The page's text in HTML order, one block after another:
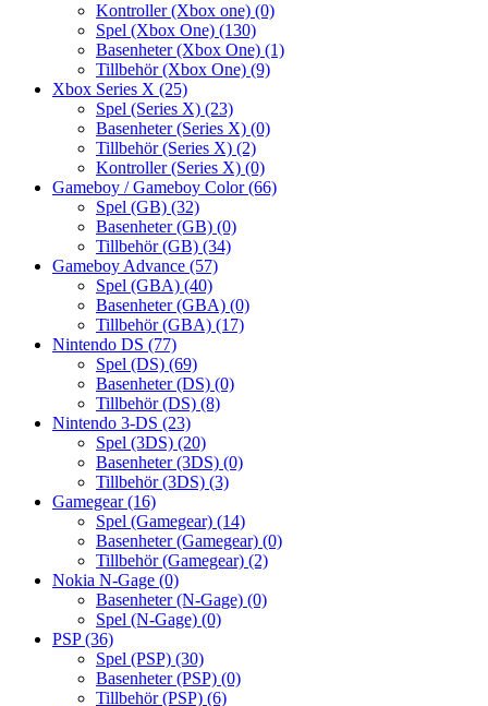
Kontroller (Xbox one) (0)
Spel (Xbox One) (130)
Basenheter (Xbox One) (1)
Tillbehör (Xbox One) (9)
Xbox Series X (25)
Spel (Series X) (23)
Basenheter (Series X) (0)
Tillbehör (Series X) (2)
Kontroller (Series X) (0)
Gameboy / Gameboy Color(66)
Spel (GB) (32)
Basenheter (GB) (0)
Tillbehör (GB) (34)
Gameboy Advance (57)
Spel (GBA) (40)
Basenheter (GBA) (0)
Tillbehör (GBA) (17)
Nintendo DS (77)
Spel (DS) (69)
Basenheter (DS) (0)
Tillbehör (DS) (8)
Nintendo 3-DS (23)
Spel (3DS) (20)
Basenheter (3DS) (0)
Tillbehör (3DS) (3)
Gamegear(16)
Spel (Gamegear) (14)
Basenheter (Gamegear) (0)
Tillbehör (Gamegear) (2)
Nokia N-Gage (0)
Basenheter (N-Gage) (0)
Spel (N-Gage) (0)
PSP(36)
Spel (PSP) (30)
Basenheter (PSP) (0)
Tillbehör (PSP) (6)